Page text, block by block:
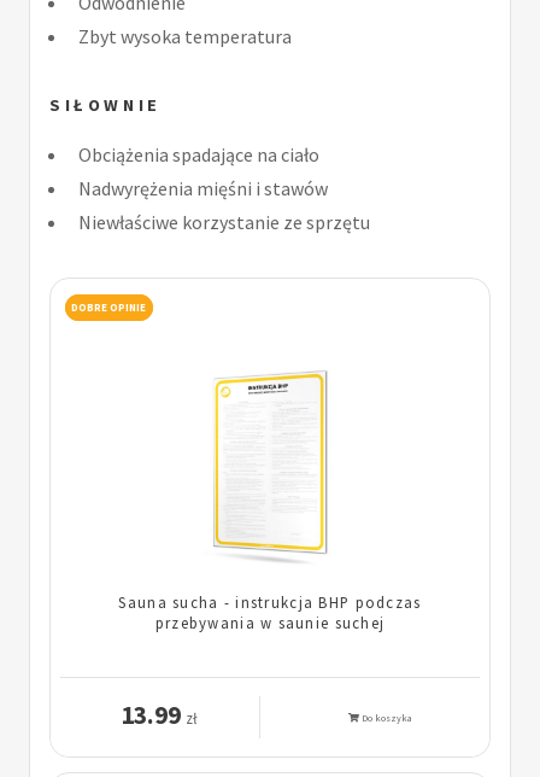
Zbyt wysoka temperatura
SIŁOWNIE
Obciążenia spadające na ciało
Nadwyrężenia mięśni i stawów
Niewłaściwe korzystanie ze sprzętu
DOBRE OPINIE
Sauna sucha - instrukcja BHP podczas
przebywania w saunie suchej
13.99 zł Do koszyka